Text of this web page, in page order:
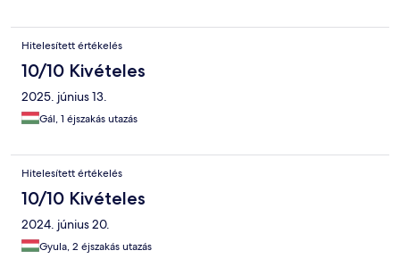
Hitelesített értékelés
10/10 Kivételes
2025. június 13.
Gál, 1 éjszakás utazás
Hitelesített értékelés
10/10 Kivételes
2024. június 20.
Gyula, 2 éjszakás utazás